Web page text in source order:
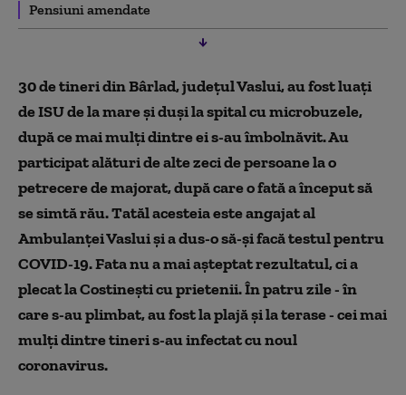
Pensiuni amendate
30 de tineri din Bârlad, județul Vaslui, au fost luați
de ISU de la mareși duși la spital cu microbuzele,
după ce mai mulți dintre ei s-au îmbolnăvit. Au
participat alături de alte zeci de persoane la o
petrecere de majorat, după care o fată a început să
se simtă rău. Tatăl acesteia este angajat al
Ambulanței Vaslui și a dus-o să-și facă testul pentru
COVID-19. Fata nu a mai așteptat rezultatul, ci a
plecat la Costinești cu prietenii. În patru zile - în
care s-au plimbat, au fost la plajă și la terase - cei mai
mulți dintre tineri s-au infectat cu noul
coronavirus.